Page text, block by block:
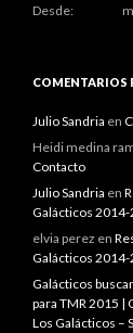
Desde:
COMENTARIOS
Julio Sandria en
Heidi medina
Contacto
Julio Sandria en
Galácticos
elvia perez en
Galácticos
Galácticos
para TMR 2015 |
Los Galácticos –